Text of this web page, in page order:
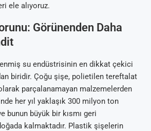
ele alıyoruz.
Görünenden Daha
su endüstrisinin en dikkat çekici
biridir. Çoğu şişe, polietilen tereftalat
parçalanamayan malzemelerden
her yıl yaklaşık 300 milyon ton
bunun büyük bir kısmı geri
kalmaktadır. Plastik şişelerin